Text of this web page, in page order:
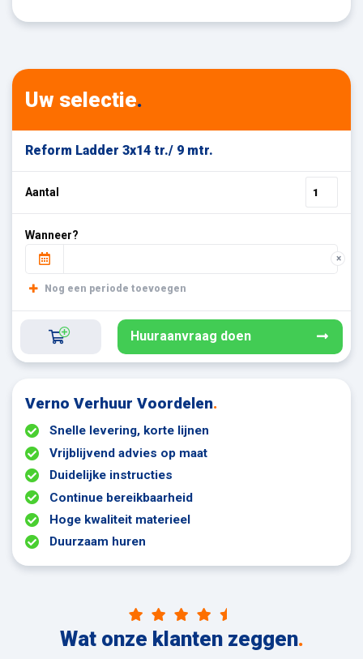
Uw selectie.
Reform Ladder 3x14 tr./ 9 mtr.
Aantal
Wanneer?
×
Nog een periode toevoegen
Huuraanvraag doen
Verno Verhuur Voordelen.
Snelle levering, korte lijnen
Vrijblijvend advies op maat
Duidelijke instructies
Continue bereikbaarheid
Hoge kwaliteit materieel
Duurzaam huren
Wat onze klanten zeggen.